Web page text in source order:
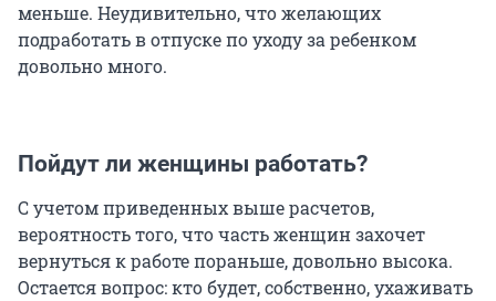
меньше. Неудивительно, что желающих
подработать в отпуске по уходу за ребенком
довольно много.
Пойдут ли женщины работать?
С учетом приведенных выше расчетов,
вероятность того, что часть женщин захочет
вернуться к работе пораньше, довольно высока.
Остается вопрос: кто будет, собственно, ухаживать